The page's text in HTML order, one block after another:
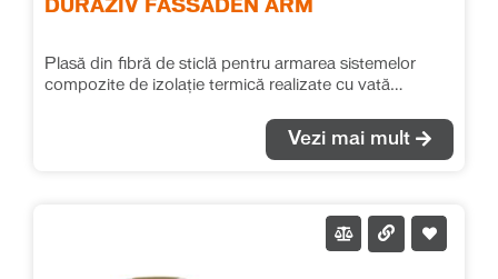
DURAZIV FASSADEN ARM
Plasă din fibră de sticlă pentru armarea sistemelor
compozite de izolație termică realizate cu vată
Vezi mai mult